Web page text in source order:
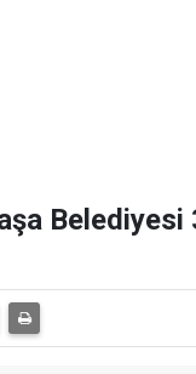
Belediyesi